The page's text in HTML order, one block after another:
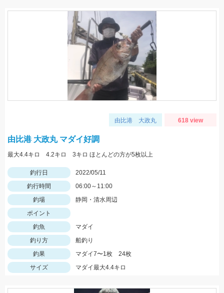
由比港 大政丸 618 view
由比港 大政丸 マダイ好調
最大4.4キロ 4.2キロ 3キロ ほとんどの方が5枚以上
釣行日
2022/05/11
釣行時間
06:00～11:00
釣場
静岡・清水周辺
ポイント
釣魚
マダイ
釣り方
船釣り
釣果
マダイ7〜1枚 24枚
サイズ
マダイ最大4.4キロ